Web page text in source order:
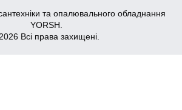
та опалювального обладнання
YORSH.
Всі права захищені.